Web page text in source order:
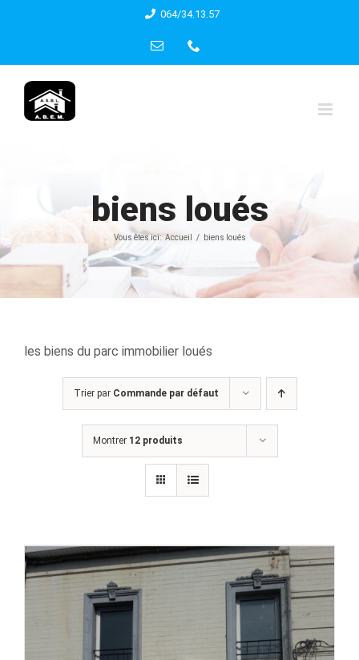
content
064/34.13.57
Email
biens loués
Vous êtes ici: Accueil biens loués
les biens du parc immobilier loués
Trier par Commande par défaut
Montrer 12 produits